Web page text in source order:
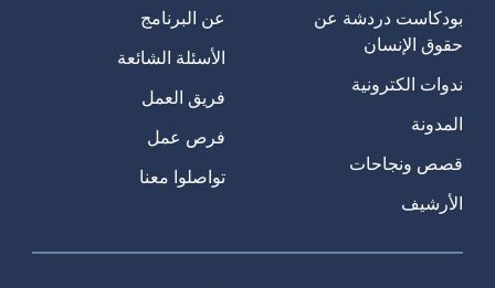
بودكاست دردشة عن
حقوق الإنسان
ندوات الكترونية
المدونة
قصص ونجاحات
الأرشيف
عن البرنامج
الأسئلة الشائعة
فريق العمل
فرص عمل
تواصلوا معنا